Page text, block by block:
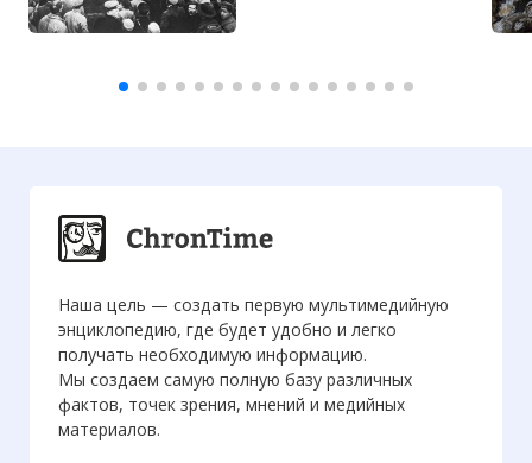
Наша цель — создать первую мультимедийную
энциклопедию, где будет удобно и легко
получать необходимую информацию.
Мы создаем самую полную базу различных
фактов, точек зрения, мнений и медийных
материалов.